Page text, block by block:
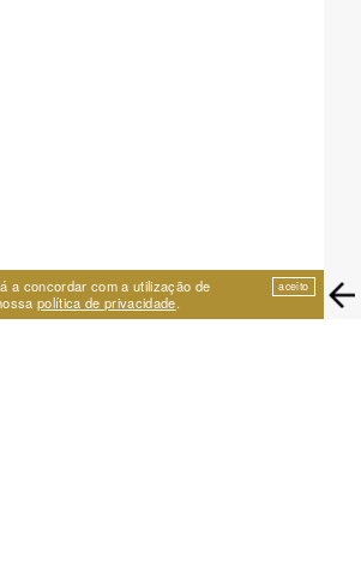
a concordar com a utilização de
política de privacidade.
aceito